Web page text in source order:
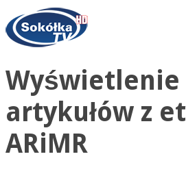
Wyświetlenie
artykułów z
ARiMR